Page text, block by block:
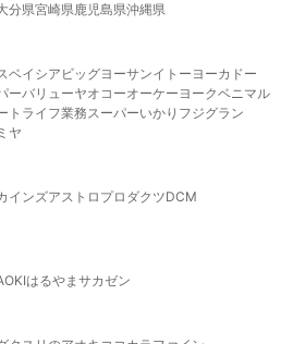
分県宮崎県鹿児島県沖縄県
ベイシア ビッグヨーサンイトーヨーカドー
ーバリューヤオコーオーケー ヨークベニマル
ト ライフ業務スーパーいかり フジグラン
ヤ
インズアストロプロダクツDCM
はるやま サカゼン